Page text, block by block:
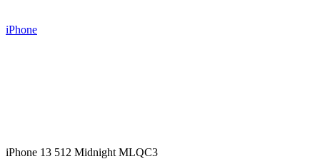
iPhone
iPhone 13 512 Midnight MLQC3